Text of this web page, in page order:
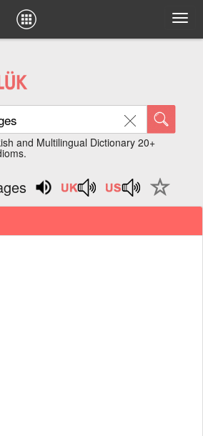
and Multilingual Dictionary 20+